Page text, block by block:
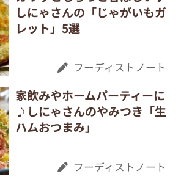
しにゃさんの「じゃがいもガ
レット」5選
フーディストノート
家飲みやホームパーティーに
♪しにゃさんのやみつき「生
ハムおつまみ」
フーディストノート